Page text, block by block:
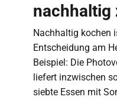
nachhaltig
Nachhaltig kochen
Entscheidung am
Beispiel: Die
liefert inzwischen
siebte Essen mit